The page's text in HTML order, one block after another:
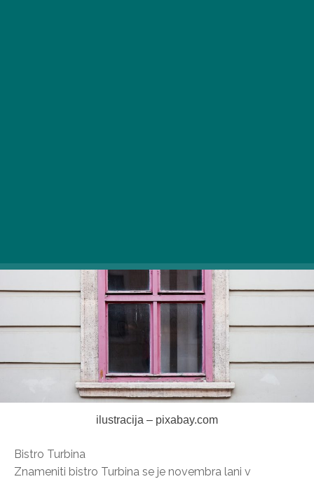
ilustracija – pixabay.com
Bistro Turbina
Znameniti bistro Turbina se je novembra lani v